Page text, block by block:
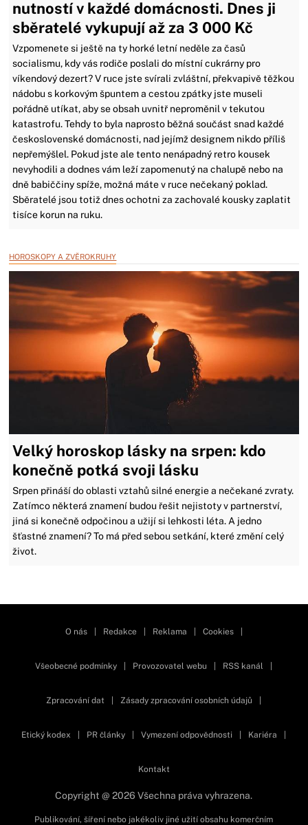
nutností v každé domácnosti. Dnes ji
sběratelé vykupují až za 3 000 Kč
Vzpomenete si ještě na ty horké letní neděle za časů
socialismu, kdy vás rodiče poslali do místní cukrárny pro
víkendový dezert? V ruce jste svírali zvláštní, překvapivě těžkou
nádobu s korkovým špuntem a cestou zpátky jste museli
pořádně utíkat, aby se obsah uvnitř neproměnil v tekutou
katastrofu. Tehdy to byla naprosto běžná součást snad každé
československé domácnosti, nad jejímž designem nikdo příliš
nepřemýšlel. Pokud jste ale tento nenápadný retro kousek
nevyhodili a dodnes vám leží zapomenutý na chalupě nebo na
dně babiččiny spíže, možná máte v ruce nečekaný poklad.
Sběratelé jsou totiž dnes ochotni za zachovalé kousky zaplatit
tisíce korun na ruku.
HOROSKOPY A ZVĚROKRUHY
Velký horoskop lásky na srpen: kdo
konečně potká svoji lásku
Srpen přináší do oblasti vztahů silné energie a nečekané zvraty.
Zatímco některá znamení budou řešit nejistoty v partnerství,
jiná si konečně odpočinou a užijí si lehkosti léta. A jedno
šťastné znamení? To má před sebou setkání, které změní celý
život.
O nás Redakce Reklama Cookies
Všeobecné podmínky Provozovatel webu RSS kanál
Zpracování dat Zásady zpracování osobních údajů
Etický kodex PR články Vymezení odpovědnosti Kariéra
Kontakt
Copyright @ 2026 Všechna práva vyhrazena.
Publikování, šíření nebo jakékoliv jiné užití obsahu komerčním